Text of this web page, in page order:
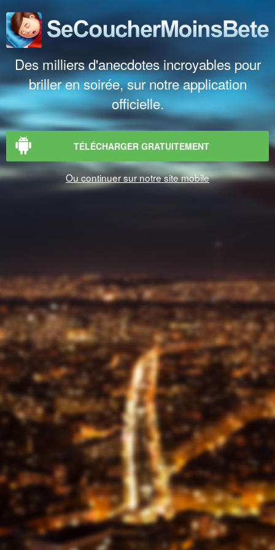
Des milliers d'anecdotes incroyables pour
briller en soirée, sur notre application
officielle.
TÉLÉCHARGER GRATUITEMENT
Ou continuer sur notre site mobile